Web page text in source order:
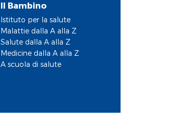
Il Bambino
Istituto per la salute
Malattie dalla A alla Z
Salute dalla A alla Z
Medicine dalla A alla Z
A scuola di salute